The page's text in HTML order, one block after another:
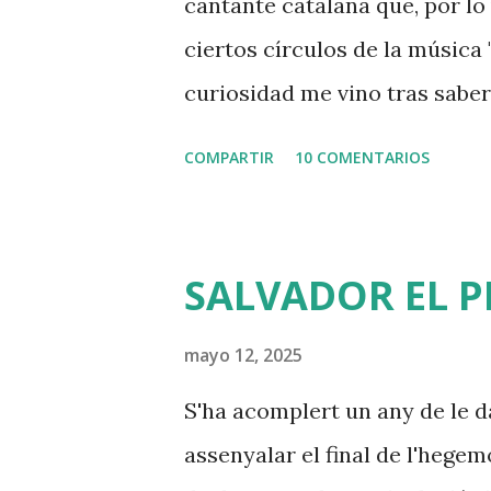
conseguido demostrar
mejores resultados, pero en
ciertos círculos de la música
curiosidad me vino tras
letras y, lo poco que me es
zafio, sin interés artístico
de aquel "épater les
escandalizar un poco a su
COMPARTIR 10 COMENTARIOS
SALVADOR EL
mayo 12, 2025
S'ha acomplert un any de le
assenyalar el final de